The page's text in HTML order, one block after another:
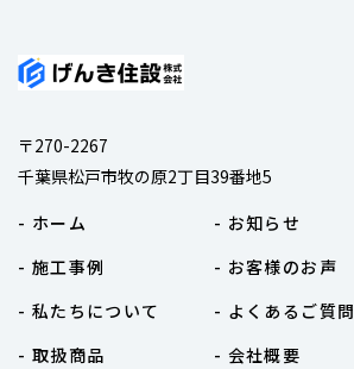
〒270-2267
千葉県松戸市牧の原2丁目39番地5
- ホーム
- 施工事例
- 私たちについて
- 取扱商品
- お知らせ
- お客様のお声
- よくあるご質問
- 会社概要